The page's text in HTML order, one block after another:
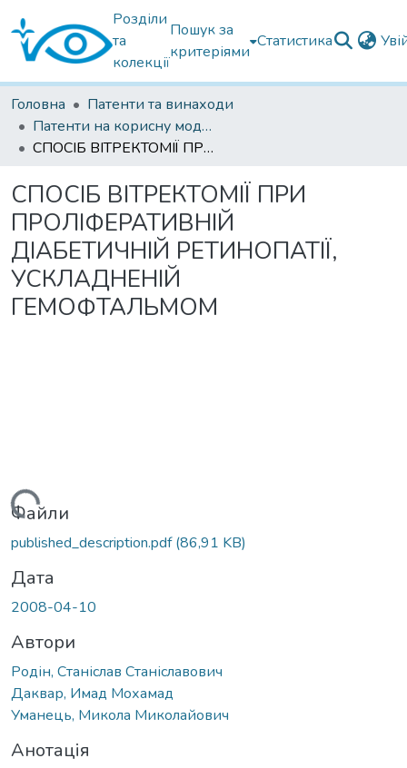
Розділи
та
колекції
Пошук за
критеріями
Статистика
Головна
Патенти та винаходи
Патенти на корисну модель
СПОСІБ ВІТРЕКТОМІЇ ПРИ ПРОЛІФЕРАТИВНІЙ ДІАБЕТИЧНІЙ РЕТИНОПАТІЇ, УСКЛАДНЕНІЙ ГЕМОФТАЛЬМОМ
СПОСІБ ВІТРЕКТОМІЇ ПРИ
ПРОЛІФЕРАТИВНІЙ
ДІАБЕТИЧНІЙ РЕТИНОПАТІЇ,
УСКЛАДНЕНІЙ
ГЕМОФТАЛЬМОМ
Файли
published_description.pdf(86,91 KB)
Дата
2008-04-10
Автори
Родін, Станіслав Станіславович
Даквар, Имад Мохамад
Уманець, Микола Миколайович
Анотація